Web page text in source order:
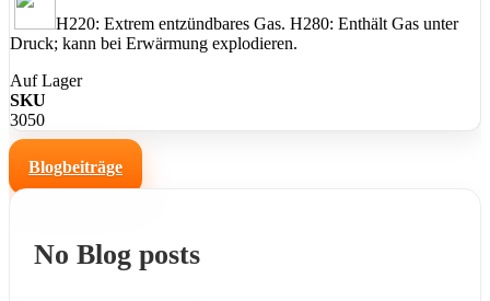
H220: Extrem entzündbares Gas. H280: Enthält Gas unter
Druck; kann bei Erwärmung explodieren.
Auf Lager
SKU
3050
Blogbeiträge
No Blog posts